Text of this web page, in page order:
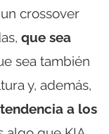
crossover
que sea
sea también
y, además,
a los